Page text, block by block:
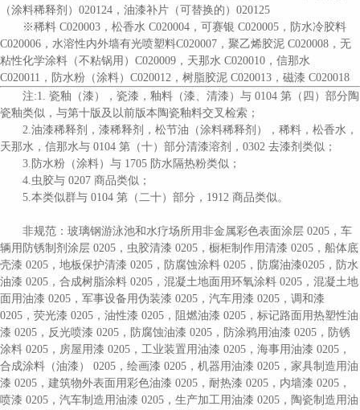
（涂料稀释剂）020124，油漆补片（可替换的）020125
※稀料 C020003，松香水 C020004，可赛银 C020005，防水冷胶料
C020006，水溶性内外墙有光喷塑料C020007，聚乙烯胶泥 C020008，无
粘性化学涂料（不粘锅用）C020009，天那水 C020010，信那水
C020011，防水粉（涂料）C020012，树脂胶泥 C020013，磁漆 C020018
注:1. 瓷釉（漆），瓷漆，釉料（漆、清漆）与 0104 第（四）部分陶
瓷釉类似，与第十版及以前版本陶瓷釉料交叉检索；
2.油漆稀释剂，漆稀释剂，松节油（涂料稀释剂），稀料，松香水，
天那水，信那水与 0104 第（十）部分清漆溶剂，0302 去漆剂类似；
3.防水粉（涂料）与 1705 防水隔热粉类似；
4.虫胶与 0207 商品类似；
5.本类似群与 0104 第（二十）部分，1912 商品类似。
非规范： 玻璃钢游泳池和水疗场所用非金属彩色表面涂层 0205，车
辆用防锈制剂涂层 0205，虫胶清漆 0205，橱柜制作用清漆 0205，船体底
壳漆 0205，地板保护清漆 0205，防腐蚀涂料 0205，防腐油漆0205，防水
油漆 0205，合成树脂涂料 0205，混凝土地面用环氧涂料 0205，混凝土地
面用油漆 0205，军事设备用伪装漆 0205，汽车用漆 0205，调和漆
0205，荧光漆 0205，油性漆 0205，阻燃油漆 0205 ，标记路面用热塑性油
漆 0205，反光喷漆 0205，防腐蚀油漆 0205，防涂鸦用油漆 0205，防锈
涂料 0205，房屋用漆 0205，工业装置用油漆 0205，海事用油漆 0205，
合成涂料（油漆） 0205，绘画漆 0205，机器用油漆 0205，家具制造用油
漆 0205，建筑物外表面用彩色油漆 0205，耐热漆 0205，内墙漆 0205，
喷漆 0205，汽车制造用油漆 0205，生产加工用油漆 0205，陶瓷制造用油